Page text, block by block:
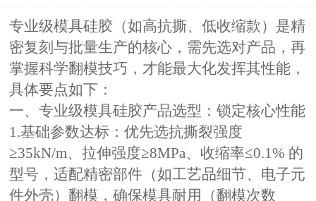
专业级模具硅胶（如高抗撕、低收缩款）是精
密复刻与批量生产的核心，需先选对产品，再
掌握科学翻模技巧，才能最大化发挥其性能，
具体要点如下：
一、专业级模具硅胶产品选型：锁定核心性能
1.基础参数达标：优先选抗撕裂强度
≥35kN/m、拉伸强度≥8MPa、收缩率≤0.1% 的
型号，适配精密部件（如工艺品细节、电子元
件外壳）翻模，确保模具耐用（翻模次数